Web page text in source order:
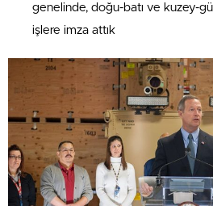
genelinde, doğu-batı ve kuzey-
işlere imza attık